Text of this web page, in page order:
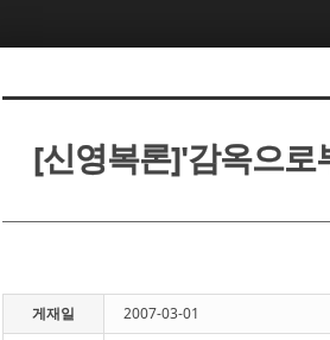
[신영복론]'감옥으로
게재일
2007-03-01
5
5
5
5